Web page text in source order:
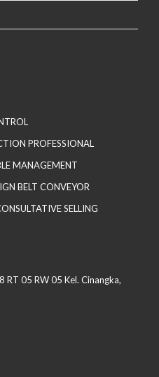
PROFESSIONAL
MANAGEMENT
BELT CONVEYOR
SELLING
RT 05 RW 05 Kel. Cinangka,